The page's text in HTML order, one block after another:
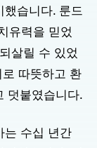
했습니다. 룬드
유력을 믿었
살릴 수 있었
따뜻하고 환
덧붙였습니다.
는 수십 년간